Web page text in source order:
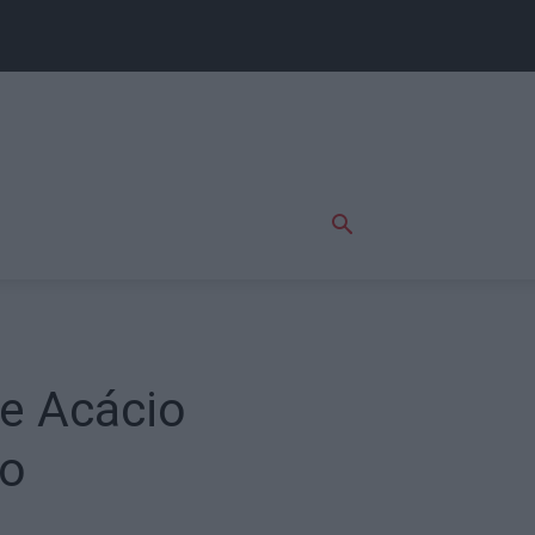
Acácio